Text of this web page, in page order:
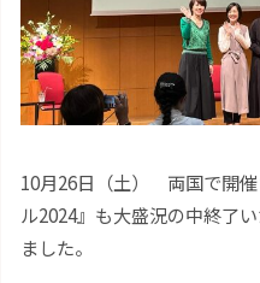
10月26日（土） 両国で開
ル2024』も大盛況の中終了
ました。